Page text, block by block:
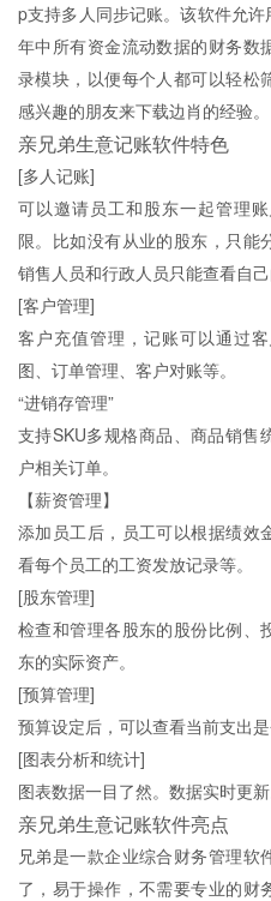
p支持多人同步记账。该软件允
年中所有资金流动数据的财务数
录模块，以便每个人都可以轻松
感兴趣的朋友来下载边肖的经验。
亲兄弟生意记账软件特色
[多人记账]
可以邀请员工和股东一起管理
限。比如没有从业的股东，只能
销售人员和行政人员只能查看自
[客户管理]
客户充值管理，记账可以通过
图、订单管理、客户对账等。
“进销存管理”
支持SKU多规格商品、商品销售
户相关订单。
【薪资管理】
添加员工后，员工可以根据绩效
看每个员工的工资发放记录等。
[股东管理]
检查和管理各股东的股份比例、
东的实际资产。
[预算管理]
预算设定后，可以查看当前支出是
[图表分析和统计]
图表数据一目了然。数据实时更新
亲兄弟生意记账软件亮点
兄弟是一款企业综合财务管理软
了，易于操作，不需要专业的财